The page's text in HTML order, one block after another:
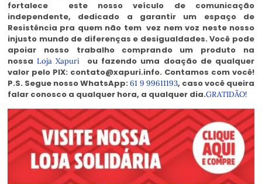
fortalece este nosso veículo de comunicação
independente, dedicado a garantir um espaço de
Resistência pra quem não tem vez nem voz neste nosso
injusto mundo de diferenças e desigualdades. Você pode
apoiar nosso trabalho comprando um produto na
nossaLoja Xapuri ou fazendo uma doação de qualquer
valor pelo PIX: contato@xapuri.info. Contamos com você!
P.S. Segue nosso WhatsApp:61 9 99611193, caso você queira
falar conosco a qualquer hora, a qualquer dia.GRATIDÃO!